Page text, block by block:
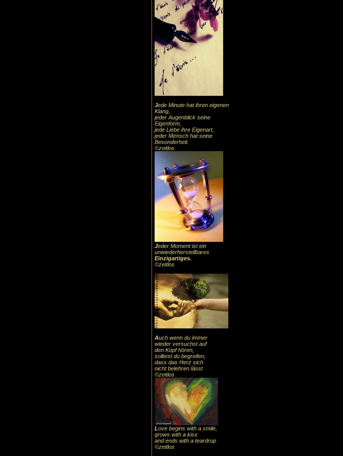
Jede Minute hat ihren eigenen
Klang,
jeder Augenblick seine
Eigenform,
jede Liebe ihre Eigenart,
jeder Mensch hat seine
Besonderheit.
©zeitlos
Jeder Moment ist ein
unwiederherstellbares
Einzigartiges.
©zeitlos
Auch wenn du immer
wieder versuchst auf
den Kopf hören,
solltest du begreifen,
dass das Herz sich
nicht belehren lässt
©zeitlos
Love begins with a smile,
grows with a kiss
and ends with a teardrop
©zeitlos